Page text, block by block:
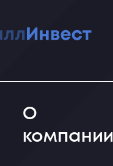
О
компании